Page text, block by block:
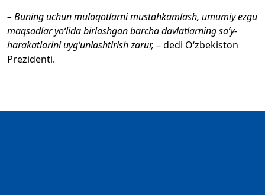
– Buning uchun muloqotlarni mustahkamlash, umumiy ezgu
maqsadlar yo‘lida birlashgan barcha davlatlarning sa’y-
harakatlarini uyg‘unlashtirish zarur, – dedi O‘zbekiston
Prezidenti.